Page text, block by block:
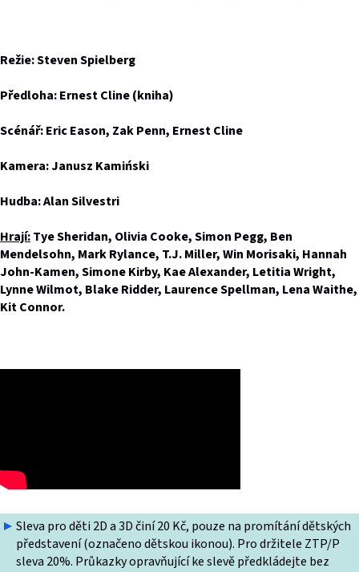
Sleva pro děti 2D a 3D činí 20 Kč, pouze na promítání dětských
představení (označeno dětskou ikonou). Pro držitele ZTP/P
sleva 20%. Průkazky opravňující ke slevě předkládejte bez
Režie: Steven Spielberg
Předloha: Ernest Cline (kniha)
Scénář: Eric Eason, Zak Penn, Ernest Cline
Kamera: Janusz Kamiński
Hudba: Alan Silvestri
Hrají:Tye Sheridan, Olivia Cooke, Simon Pegg, Ben
Mendelsohn, Mark Rylance, T.J. Miller, Win Morisaki, Hannah
John-Kamen, Simone Kirby, Kae Alexander, Letitia Wright,
Lynne Wilmot, Blake Ridder, Laurence Spellman, Lena Waithe,
Kit Connor.